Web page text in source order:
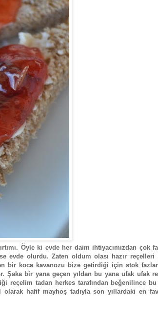
Öyle ki evde her daim ihtiyacımızdan çok
evde olurdu. Zaten oldum olası hazır reçelleri
bir koca kavanozu bize getirdiği için stok
bir yana geçen yıldan bu yana ufak ufak
reçelim tadan herkes tarafından beğenilince bu
hafif mayhoş tadıyla son yıllardaki en